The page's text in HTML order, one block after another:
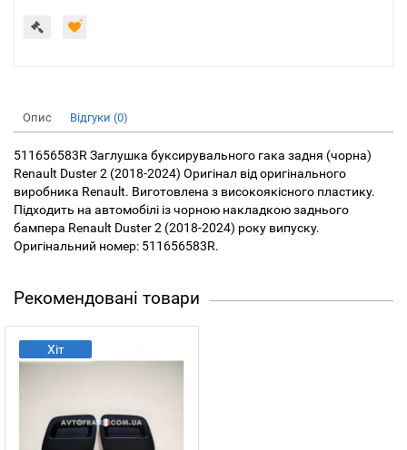
Опис Відгуки (0)
511656583R Заглушка буксирувального гака задня (чорна)
Renault Duster 2 (2018-2024) Оригінал від оригінального
виробника Renault. Виготовлена з високоякісного пластику.
Підходить на автомобілі із чорною накладкою заднього
бампера Renault Duster 2 (2018-2024) року випуску.
Оригінальний номер: 511656583R.
Рекомендовані товари
Хіт